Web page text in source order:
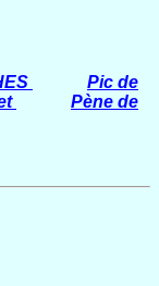
Pic de
Pène de